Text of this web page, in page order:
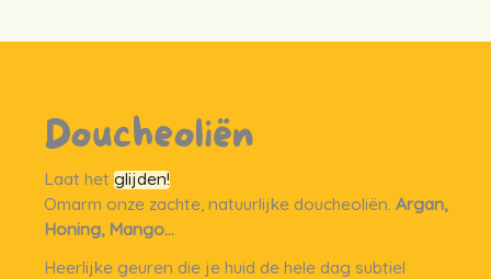
Ons maxi-formaat biedt nóg meer
Doucheoliën
Laat het glijden!
Omarm onze zachte, natuurlijke doucheoliën. Argan,
Honing, Mango…
Heerlijke geuren die je huid de hele dag subtiel